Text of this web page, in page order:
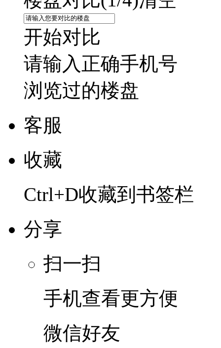
开始对比
请输入正确手机号
浏览过的楼盘
客服
收藏
Ctrl+D收藏到书签栏
分享
扫一扫
手机查看更方便
微信好友